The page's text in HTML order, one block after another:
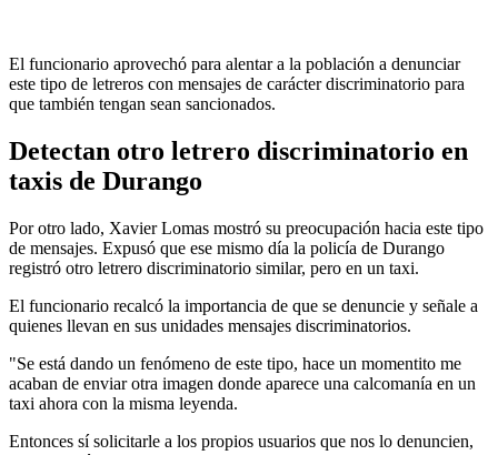
El funcionario aprovechó para alentar a la población a denunciar
este tipo de letreros con mensajes de carácter discriminatorio para
que también tengan sean sancionados.
Detectan otro letrero discriminatorio en
taxis de Durango
Por otro lado, Xavier Lomas mostró su preocupación hacia este tipo
de mensajes. Expusó que ese mismo día la policía de Durango
registró otro letrero discriminatorio similar, pero en un taxi.
El funcionario recalcó la importancia de que se denuncie y señale a
quienes llevan en sus unidades mensajes discriminatorios.
"Se está dando un fenómeno de este tipo, hace un momentito me
acaban de enviar otra imagen donde aparece una calcomanía en un
taxi ahora con la misma leyenda.
Entonces sí solicitarle a los propios usuarios que nos lo denuncien,